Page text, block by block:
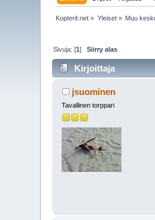
Kopterit.net » Yleiset» Muu
Sivuja: [1]Siirry alas
Kirjoittaja
jsuominen
Tavallinen torppari